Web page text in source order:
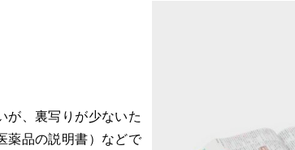
が、裏写りが少ないた
薬品の説明書）などで